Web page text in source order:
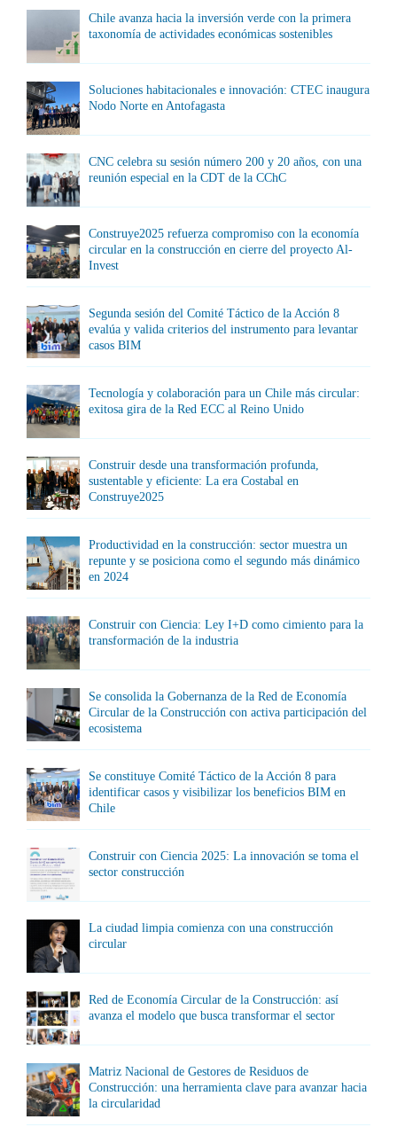
Chile avanza hacia la inversión verde con la primera
taxonomía de actividades económicas sostenibles
Soluciones habitacionales e innovación: CTEC inaugura
Nodo Norte en Antofagasta
CNC celebra su sesión número 200 y 20 años, con una
reunión especial en la CDT de la CChC
Construye2025 refuerza compromiso con la economía
circular en la construcción en cierre del proyecto Al-
Invest
Segunda sesión del Comité Táctico de la Acción 8
evalúa y valida criterios del instrumento para levantar
casos BIM
Tecnología y colaboración para un Chile más circular:
exitosa gira de la Red ECC al Reino Unido
Construir desde una transformación profunda,
sustentable y eficiente: La era Costabal en
Construye2025
Productividad en la construcción: sector muestra un
repunte y se posiciona como el segundo más dinámico
en 2024
Construir con Ciencia: Ley I+D como cimiento para la
transformación de la industria
Se consolida la Gobernanza de la Red de Economía
Circular de la Construcción con activa participación del
ecosistema
Se constituye Comité Táctico de la Acción 8 para
identificar casos y visibilizar los beneficios BIM en
Chile
Construir con Ciencia 2025: La innovación se toma el
sector construcción
La ciudad limpia comienza con una construcción
circular
Red de Economía Circular de la Construcción: así
avanza el modelo que busca transformar el sector
Matriz Nacional de Gestores de Residuos de
Construcción: una herramienta clave para avanzar hacia
la circularidad